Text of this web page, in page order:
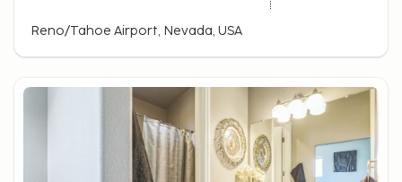
Reno/Tahoe Airport, Nevada, USA